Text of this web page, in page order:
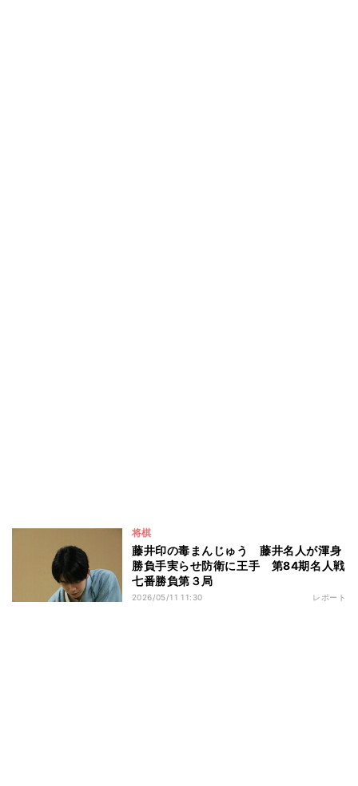
将棋
藤井印の毒まんじゅう 藤井名人が渾身
勝負手実らせ防衛に王手 第84期名人戦
七番勝負第３局
2026/05/11 11:30 レポート